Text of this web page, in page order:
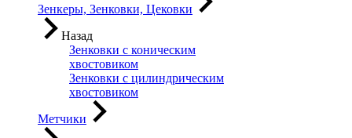
Зенкеры, Зенковки, Цековки
Назад
Зенковки с коническим
хвостовиком
Зенковки с цилиндрическим
хвостовиком
Метчики